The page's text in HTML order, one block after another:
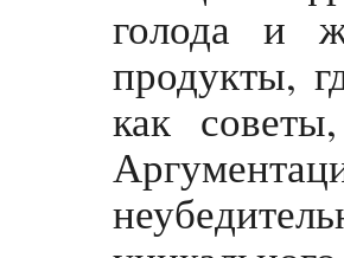
голода и
продукты,
как